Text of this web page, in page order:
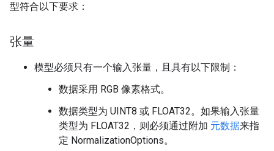
型符合以下要求：
张量
模型必须只有一个输入张量，且具有以下限制：
数据采用 RGB 像素格式。
数据类型为 UINT8 或 FLOAT32。如果输入张量
类型为 FLOAT32，则必须通过附加 元数据来指
定 NormalizationOptions。